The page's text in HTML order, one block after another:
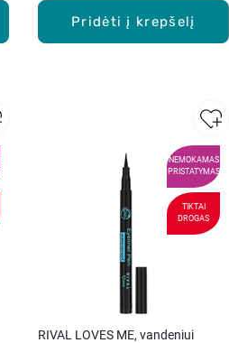
Pridėti į krepšelį
NEMOKAMAS
PRISTATYMAS
TIKTAI
DROGAS
RIVAL LOVES ME, vandeniui